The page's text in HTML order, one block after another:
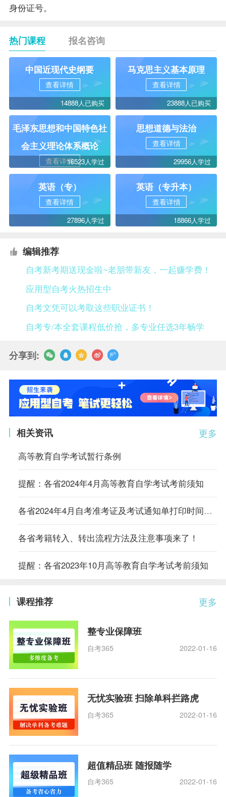
身份证号。
热门课程 报名咨询
中国近现代史纲要
查看详情
14888人已购买
马克思主义基本原理
查看详情
23888人已购买
毛泽东思想和中国特色社
会主义理论体系概论
查看详情16523人学过
思想道德与法治
查看详情
29956人学过
英语（专）
查看详情
27896人学过
英语（专升本）
查看详情
18866人学过
编辑推荐
自考新考期送现金啦~老朋带新友，一起赚学费！
应用型自考火热招生中
自考文凭可以考取这些职业证书！
自考专/本全套课程低价抢，多专业任选3年畅学
分享到:
更多
相关资讯
高等教育自学考试暂行条例
提醒：各省2024年4月高等教育自学考试考前须知
各省2024年4月自考准考证及考试通知单打印时间及入口汇总
各省考籍转入、转出流程方法及注意事项来了！
提醒：各省2023年10月高等教育自学考试考前须知
更多
课程推荐
整专业保障班
自考365 2022-01-16
无忧实验班 扫除单科拦路虎
自考365 2022-01-16
超值精品班 随报随学
自考365 2022-01-16